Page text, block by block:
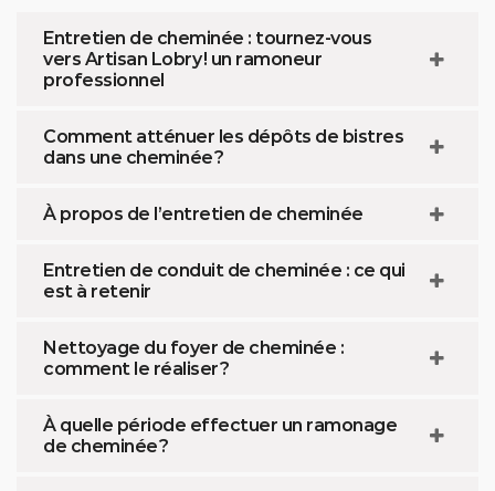
Entretien de cheminée : tournez-vous
vers Artisan Lobry ! un ramoneur
professionnel
Comment atténuer les dépôts de bistres
dans une cheminée ?
À propos de l’entretien de cheminée
Entretien de conduit de cheminée : ce qui
est à retenir
Nettoyage du foyer de cheminée :
comment le réaliser ?
À quelle période effectuer un ramonage
de cheminée ?